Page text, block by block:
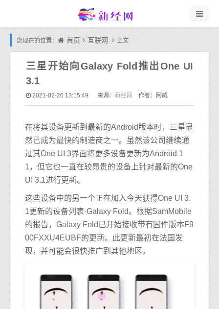
您现在的位置： 首页 互联网 正文
三星开始向Galaxy Fold推出One UI
3.1
2021-02-26 13:15:49 来源： 新经网 作者：阿威
在将其设备更新到最新的Android版本时，三星显
然已成为最快的制造商之一。虽然该公司继续通
过其One UI 3界面将更多设备更新为Android 1
1，但它也一直在较昂贵的设备上针对最新的One
UI 3.1进行更新。
这些设备中的另一个正在加入今天获得One UI 3.
1更新的设备列表-Galaxy Fold。根据SamMobile
的报告，Galaxy Fold已开始接收带有固件版本F9
00FXXU4EUBF的更新。此更新最初在法国发
现，并可能会很快推广到其他地区。